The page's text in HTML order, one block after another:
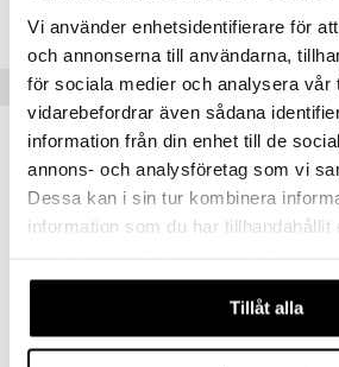
Vi använder enhetsidentifierare för
och annonserna till användarna,
för sociala medier och analysera vår
vidarebefordrar även sådana
information från din enhet till de
annons- och analysföretag som vi
Dessa kan i sin tur kombinera
information som du har tillhandahållit
våra cookies vid fortsatt
Tillåt alla
Vinkkejä sinulle
Mario
& Pesonen
vaatteet
& Tarvikkeet
& helistimet